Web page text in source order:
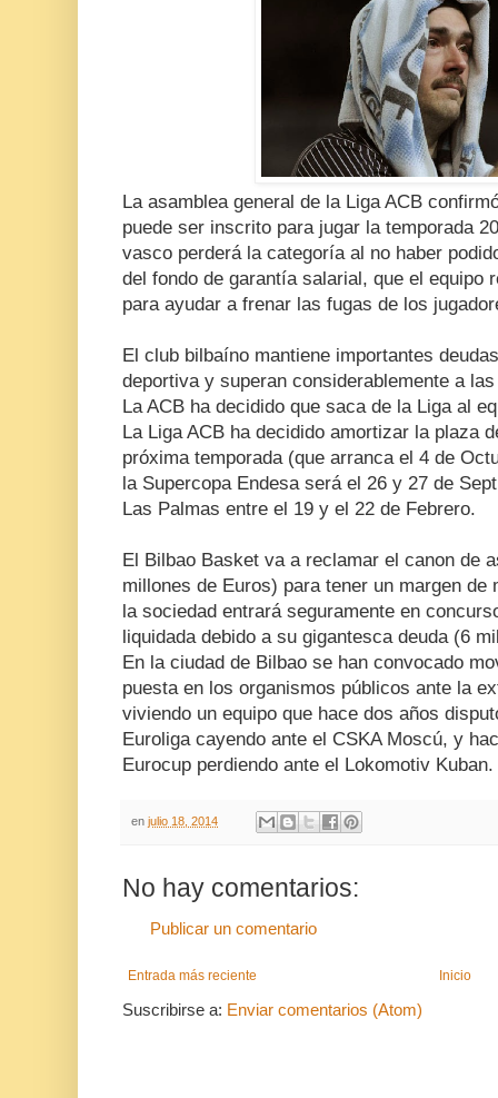
La asamblea general de la Liga ACB
puede ser inscrito para jugar la temporada
vasco perderá la categoría al no haber
del fondo de garantía salarial, que el equipo
para ayudar a frenar las fugas de los
El club bilbaíno mantiene importantes
deportiva y superan considerablemente a
La ACB ha decidido que saca de la Liga al
La Liga ACB ha decidido amortizar la plaza
próxima temporada (que arranca el 4 de
la Supercopa Endesa será el 26 y 27 de
Las Palmas entre el 19 y el 22 de Febrero.
El Bilbao Basket va a reclamar el canon de
millones de Euros) para tener un margen
la sociedad entrará seguramente en
liquidada debido a su gigantesca deuda (6
En la ciudad de Bilbao se han convocado
puesta en los organismos públicos ante la
viviendo un equipo que hace dos años
Euroliga cayendo ante el CSKA Moscú, y
Eurocup perdiendo ante el Lokomotiv Kuban.
en julio 18, 2014
No hay comentarios:
Publicar un comentario
Entrada más reciente Inicio
Suscribirse a: Enviar comentarios (Atom)